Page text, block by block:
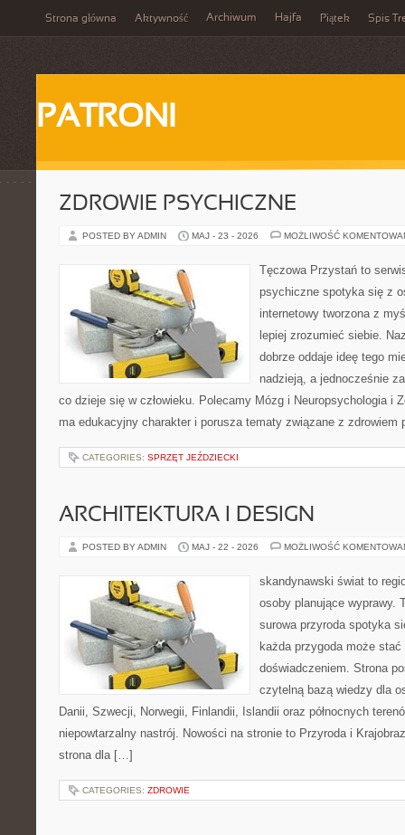
Strona główna Aktywność Archiwum Hajfa Piątek Spis
PATRONI
ZDROWIE PSYCHICZNE
POSTED BY ADMIN MAJ - 23 - 2026 MOŻLIWOŚĆ
Tęczowa Przystań to
psychiczne spotyka się z
internetowy tworzona z
lepiej zrozumieć siebie.
dobrze oddaje ideę tego
nadzieją, a jednocześnie
co dzieje się w człowieku. Polecamy Mózg i Neuropsychologia i
ma edukacyjny charakter i porusza tematy związane z
CATEGORIES: SPRZĘT JEŹDZIECKI
ARCHITEKTURA I DESIGN
POSTED BY ADMIN MAJ - 22 - 2026 MOŻLIWOŚĆ
skandynawski świat to
osoby planujące wyprawy.
surowa przyroda spotyka
każda przygoda może
doświadczeniem. Strona
czytelną bazą wiedzy dla
Danii, Szwecji, Norwegii, Finlandii, Islandii oraz północnych
niepowtarzalny nastrój. Nowości na stronie to Przyroda i
strona dla […]
CATEGORIES: ZDROWIE